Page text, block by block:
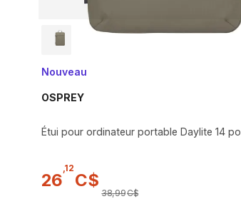
Nouveau
OSPREY
Étui pour ordinateur portable Daylite 14 po
26
12
C$
38,99C$